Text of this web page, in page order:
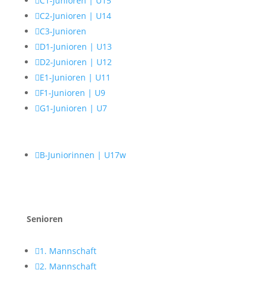
C2-Junioren | U14
C3-Junioren
D1-Junioren | U13
D2-Junioren | U12
E1-Junioren | U11
F1-Junioren | U9
G1-Junioren | U7
B-Juniorinnen | U17w
Senioren
1. Mannschaft
2. Mannschaft